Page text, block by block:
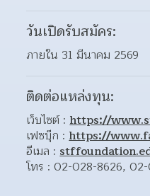
วันเปิดรับสมัคร:
ภายใน 31 มีนาคม 2569
ติดต่อแหล่งทุน:
เว็บไซต์ : https://
เฟซบุ๊ก : https://
อีเมล :
โทร : 02-028-8626,